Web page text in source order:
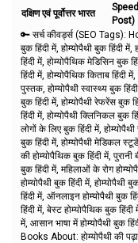
दक्षिण एवं पूर्वोत्तर भारत
Post)
🔑 सर्च कीवर्ड्स (SEO Tags):
बुक हिंदी में, होम्योपैथी बुक हिंदी
हिंदी में, होम्योपैथिक मेडिसिन बुक
हिंदी में, होम्योपैथिक किताब हिंदी
पुस्तक, होम्योपैथी स्वास्थ्य बुक
बुक हिंदी में, होम्योपैथी रेफरेंस बुक
हिंदी में, होम्योपैथी क्लिनिकल बुक
लोगों के लिए बुक हिंदी में,
बुक हिंदी में, होम्योपैथी मेडिकल
की होम्योपैथिक बुक हिंदी में, पुरानी
बुक हिंदी में, महिलाओं के रोग
होम्योपैथी बुक हिंदी में, होम्योपैथी
हिंदी में, ऑनलाइन होम्योपैथी बुक
हिंदी में, बेस्ट होम्योपैथिक बुक
में, आसान भाषा में होम्योपैथी बुक
Books About: होम्योपैथी की